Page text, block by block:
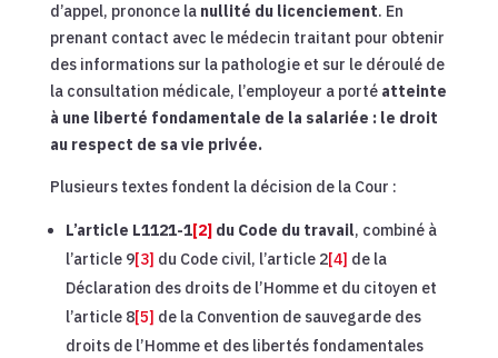
d’appel, prononce la nullité du licenciement. En
prenant contact avec le médecin traitant pour obtenir
des informations sur la pathologie et sur le déroulé de
la consultation médicale, l’employeur a porté atteinte
à une liberté fondamentale de la salariée : le droit
au respect de sa vie privée.
Plusieurs textes fondent la décision de la Cour :
L’article L1121-1[2] du Code du travail, combiné à
l’article 9[3] du Code civil, l’article 2[4] de la
Déclaration des droits de l’Homme et du citoyen et
l’article 8[5] de la Convention de sauvegarde des
droits de l’Homme et des libertés fondamentales